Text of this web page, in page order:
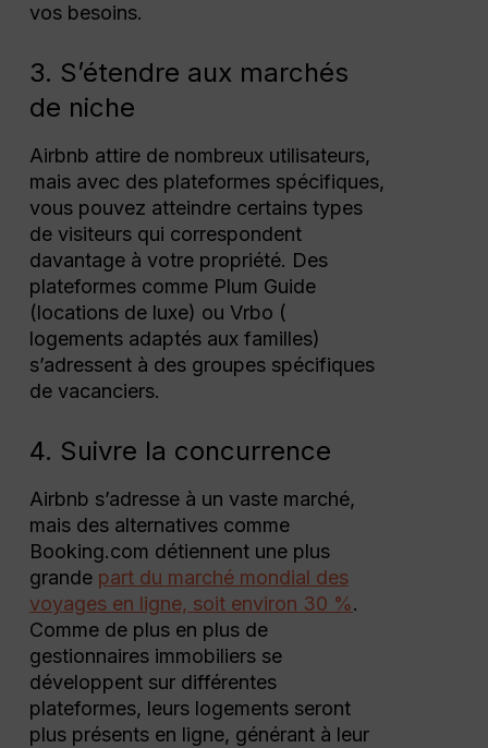
vos besoins.
3. S’étendre aux marchés
de niche
Airbnb attire de nombreux utilisateurs,
mais avec des plateformes spécifiques,
vous pouvez atteindre certains types
de visiteurs qui correspondent
davantage à votre propriété. Des
plateformes comme Plum Guide
(locations de luxe) ou Vrbo (
logements adaptés aux familles)
s’adressent à des groupes spécifiques
de vacanciers.
4. Suivre la concurrence
Airbnb s’adresse à un vaste marché,
mais des alternatives comme
Booking.com détiennent une plus
grande part du marché mondial des
voyages en ligne, soit environ 30 %.
Comme de plus en plus de
gestionnaires immobiliers se
développent sur différentes
plateformes, leurs logements seront
plus présents en ligne, générant à leur